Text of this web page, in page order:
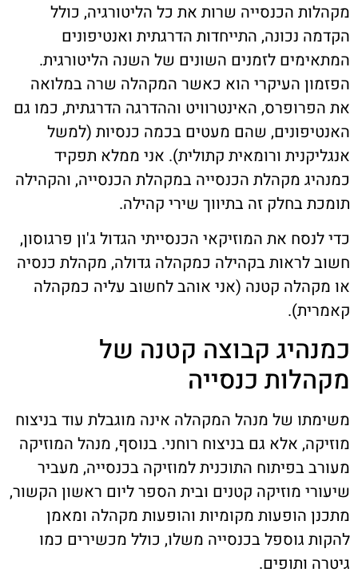
מקהלות הכנסייה שרות את כל הליטורגיה, כולל
הקדמה נכונה, התייחדות הדרגתית ואנטיפונים
המתאימים לזמנים השונים של השנה הליטורגית.
הפזמון העיקרי הוא כאשר המקהלה שרה במלואה
את הפרופרס, האינטרוויט וההדרגה הדרגתית, כמו גם
האנטיפונים, שהם מעטים בכמה כנסיות (למשל
אנגליקנית ורומאית קתולית). אני ממלא תפקיד
כמנהיג מקהלת הכנסייה במקהלת הכנסייה, והקהילה
תומכת בחלק זה בתיווך שירי קהילה.
כדי לנסח את המוזיקאי הכנסייתי הגדול ג'ון פרגוסון,
חשוב לראות בקהילה כמקהלה גדולה, מקהלת כנסיה
או מקהלה קטנה (אני אוהב לחשוב עליה כמקהלה
קאמרית).
כמנהיג קבוצה קטנה של
מקהלות כנסייה
משימתו של מנהל המקהלה אינה מוגבלת עוד בניצוח
מוזיקה, אלא גם בניצוח רוחני. בנוסף, מנהל המוזיקה
מעורב בפיתוח התוכנית למוזיקה בכנסייה, מעביר
שיעורי מוזיקה קטנים ובית הספר ליום ראשון הקשור,
מתכנן הופעות מקומיות והופעות מקהלה ומאמן
להקות גוספל בכנסייה משלו, כולל מכשירים כמו
גיטרה ותופים.